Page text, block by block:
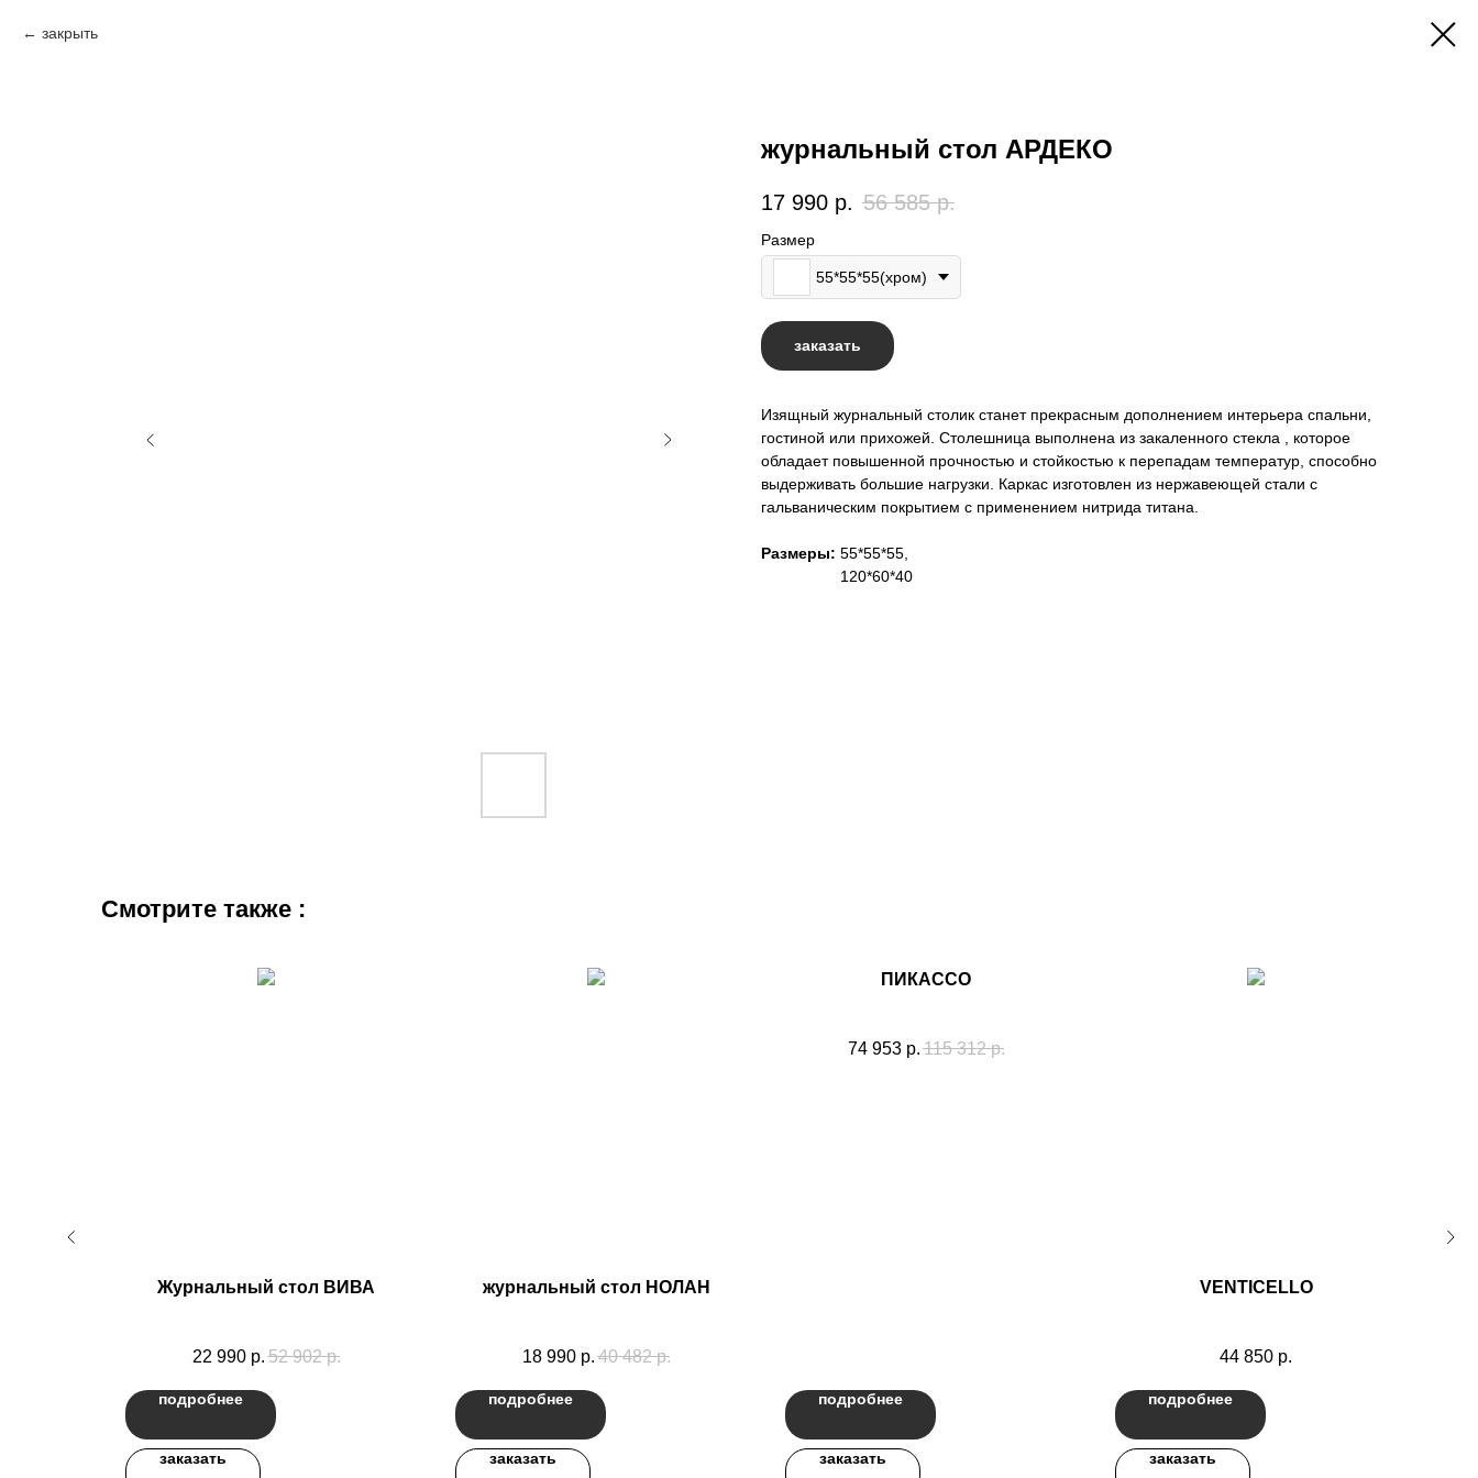
закрыть
журнальный стол АРДЕКО
17 990 р. 56 585 р.
Размер
55*55*55(хром)
заказать
Изящный журнальный столик станет прекрасным дополнением интерьера спальни,
гостиной или прихожей. Столешница выполнена из закаленного стекла , которое
обладает повышенной прочностью и стойкостью к перепадам температур, способно
выдерживать большие нагрузки. Каркас изготовлен из нержавеющей стали с
гальваническим покрытием с применением нитрида титана.
Размеры: 55*55*55,
120*60*40
Смотрите также :
Журнальный стол ВИВА
22 990 р. 52 902 р.
подробнее
заказать
журнальный стол НОЛАН
18 990 р. 40 482 р.
подробнее
заказать
ПИКАССО
74 953 р. 115 312 р.
подробнее
заказать
VENTICELLO
44 850 р.
подробнее
заказать